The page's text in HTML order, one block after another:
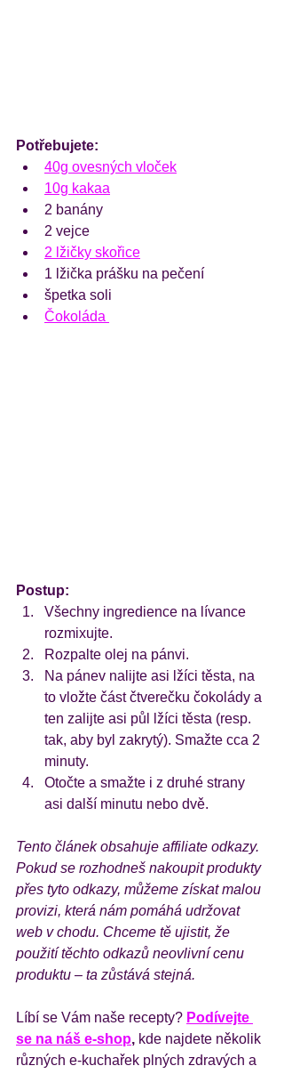
Potřebujete:
40g ovesných vloček
10g kakaa
2 banány
2 vejce
2 lžičky skořice
1 lžička prášku na pečení
špetka soli
Čokoláda
Postup:
Všechny ingredience na lívance
rozmixujte.
Rozpalte olej na pánvi.
Na pánev nalijte asi lžíci těsta, na
to vložte část čtverečku čokolády a
ten zalijte asi půl lžíci těsta (resp.
tak, aby byl zakrytý). Smažte cca 2
minuty.
Otočte a smažte i z druhé strany
asi další minutu nebo dvě.
Tento článek obsahuje affiliate odkazy.
Pokud se rozhodneš nakoupit produkty
přes tyto odkazy, můžeme získat malou
provizi, která nám pomáhá udržovat
web v chodu. Chceme tě ujistit, že
použití těchto odkazů neovlivní cenu
produktu – ta zůstává stejná.
Líbí se Vám naše recepty? Podívejte
se na náš e-shop, kde najdete několik
různých e-kuchařek plných zdravých a